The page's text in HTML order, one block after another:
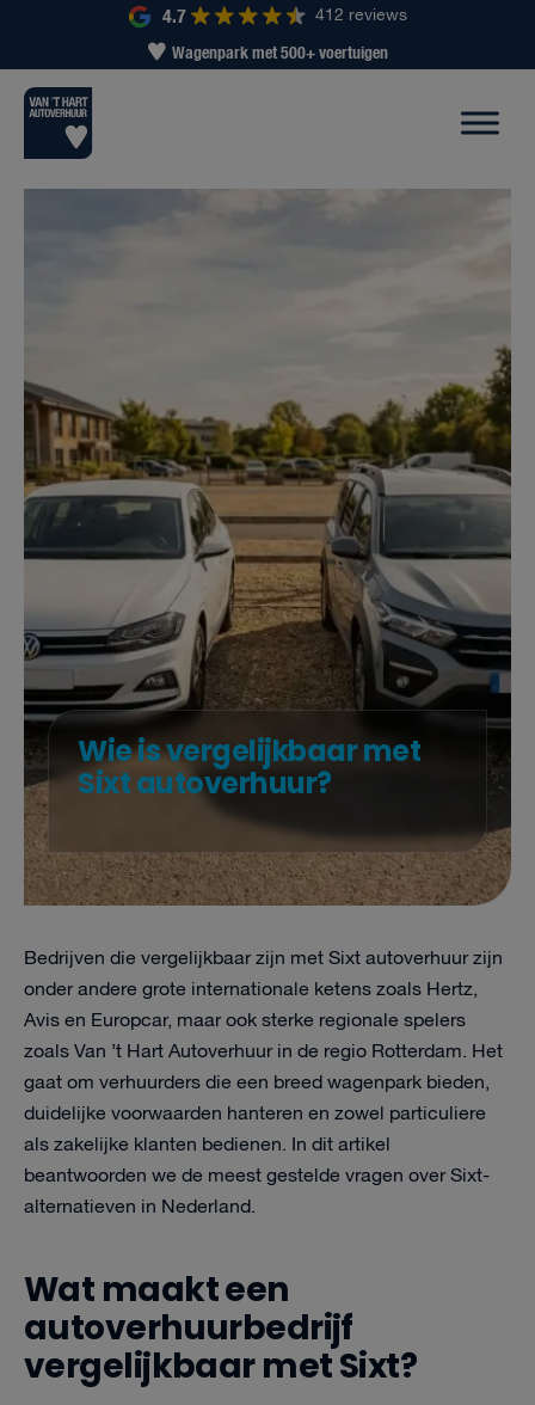
4.7
412 reviews
Wagenpark met 500+ voertuigen
Wie is vergelijkbaar met
Sixt autoverhuur?
Bedrijven die vergelijkbaar zijn met Sixt autoverhuur zijn
onder andere grote internationale ketens zoals Hertz,
Avis en Europcar, maar ook sterke regionale spelers
zoals Van ’t Hart Autoverhuur in de regio Rotterdam. Het
gaat om verhuurders die een breed wagenpark bieden,
duidelijke voorwaarden hanteren en zowel particuliere
als zakelijke klanten bedienen. In dit artikel
beantwoorden we de meest gestelde vragen over Sixt-
alternatieven in Nederland.
Wat maakt een
autoverhuurbedrijf
vergelijkbaar met Sixt?